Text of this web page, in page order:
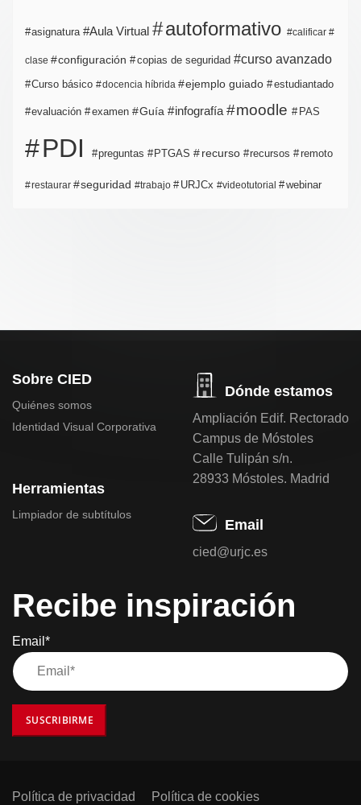
asignatura Aula Virtual autoformativo calificar
clase configuración copias de seguridad curso avanzado
Curso básico docencia híbrida ejemplo guiado estudiantado
evaluación examen Guía infografía moodle PAS
PDI preguntas PTGAS recurso recursos remoto
restaurar seguridad trabajo URJCx videotutorial webinar
Sobre CIED
Quiénes somos
Identidad Visual Corporativa
Herramientas
Limpiador de subtítulos
Dónde estamos
Ampliación Edif. Rectorado
Campus de Móstoles
Calle Tulipán s/n.
28933 Móstoles. Madrid
Email
cied@urjc.es
Recibe inspiración
Email*
SUSCRIBIRME
Política de privacidad Política de cookies